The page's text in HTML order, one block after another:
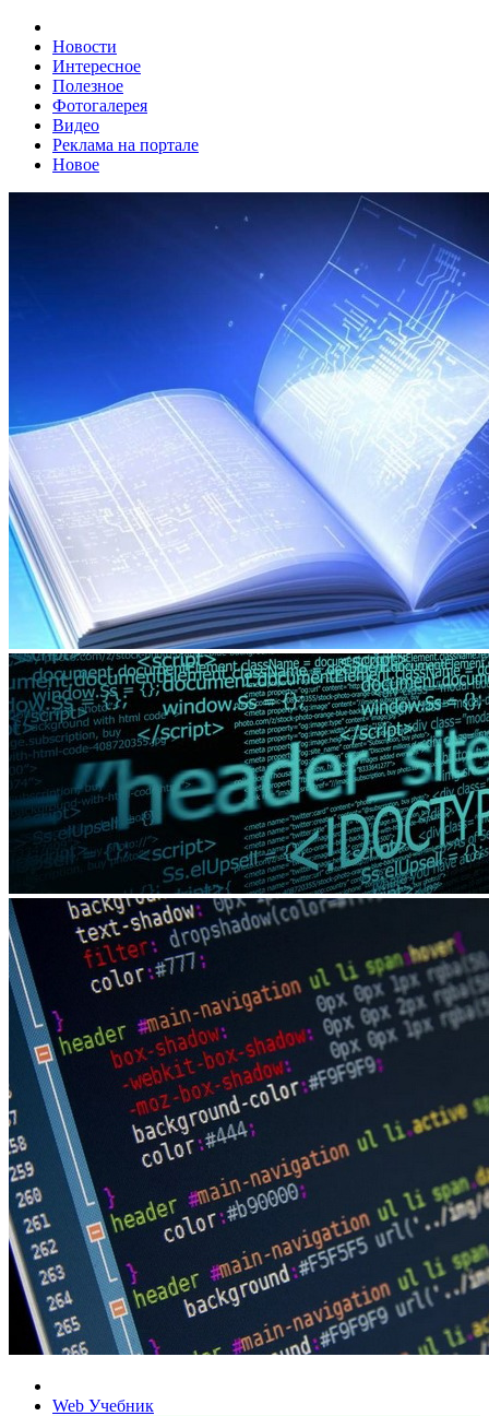
Новости
Интересное
Полезное
Фотогалерея
Видео
Реклама на портале
Новое
Web Учебник